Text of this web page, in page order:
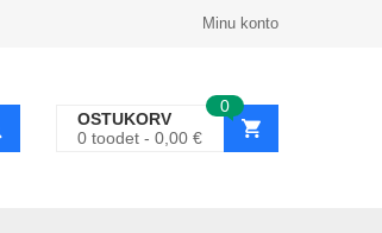
Minu konto
0
OSTUKORV
0 toodet 0,00 €